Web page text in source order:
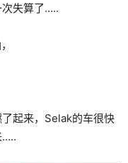
次失算了…..
起来，Selak的车很快
…..